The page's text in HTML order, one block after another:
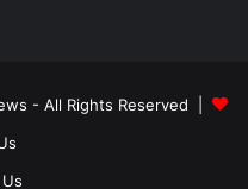
- All Rights Reserved |